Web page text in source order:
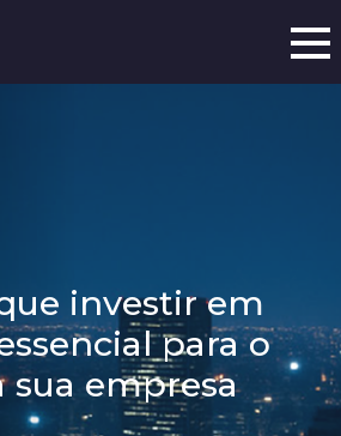
investir em
para o
sua empresa